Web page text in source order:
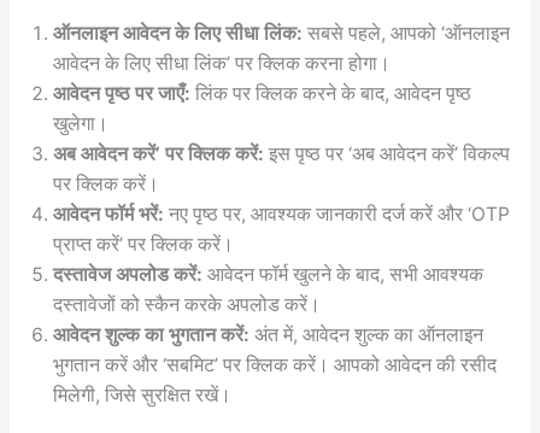
ऑनलाइन आवेदन के लिए सीधा लिंक: सबसे पहले, आपको ‘ऑनलाइन
आवेदन के लिए सीधा लिंक’ पर क्लिक करना होगा।
आवेदन पृष्ठ पर जाएँ: लिंक पर क्लिक करने के बाद, आवेदन पृष्ठ
खुलेगा।
अब आवेदन करें’ पर क्लिक करें: इस पृष्ठ पर ‘अब आवेदन करें’ विकल्प
पर क्लिक करें।
आवेदन फॉर्म भरें: नए पृष्ठ पर, आवश्यक जानकारी दर्ज करें और ‘OTP
प्राप्त करें’ पर क्लिक करें।
दस्तावेज अपलोड करें: आवेदन फॉर्म खुलने के बाद, सभी आवश्यक
दस्तावेजों को स्कैन करके अपलोड करें।
आवेदन शुल्क का भुगतान करें: अंत में, आवेदन शुल्क का ऑनलाइन
भुगतान करें और ‘सबमिट’ पर क्लिक करें। आपको आवेदन की रसीद
मिलेगी, जिसे सुरक्षित रखें।